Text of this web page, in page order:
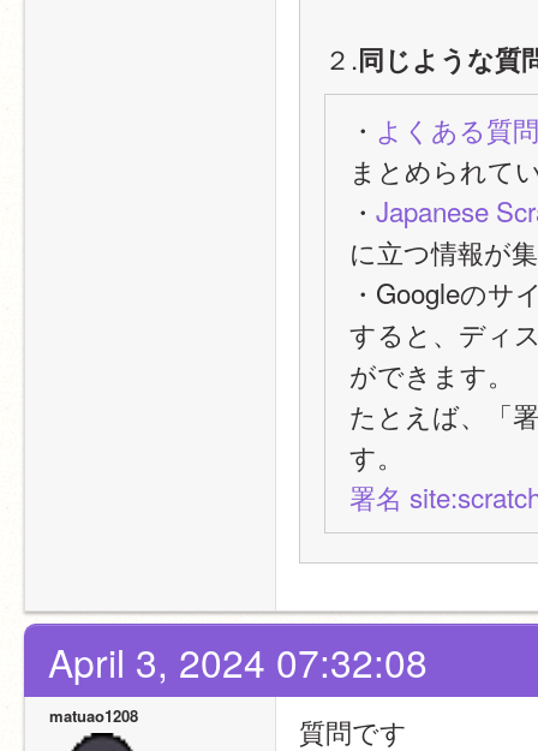
２.同じような質
・ よくある質
まとめられ
・ Japanese
に立つ情報が
・Googleのサ
すると、ディ
ができます。
たとえば、「
す。
署名
April 3, 2024 07:32:08
matuao1208
質問です